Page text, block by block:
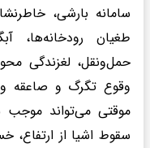
سامانه بارشی،
طغیان رودخانه‌ها،
حمل‌ونقل، لغزندگی
وقوع تگرگ و صاعقه
موقتی می‌تواند موجب
سقوط اشیا از